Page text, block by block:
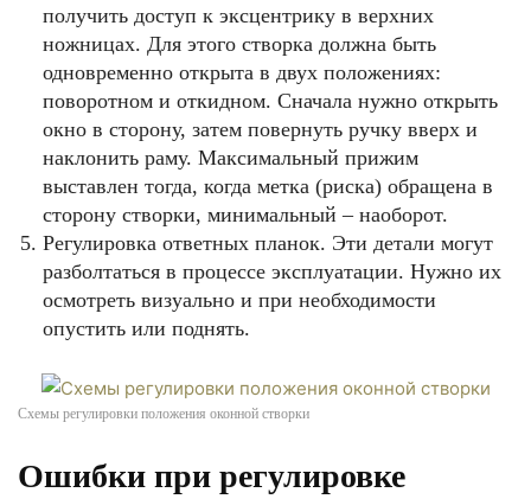
получить доступ к эксцентрику в верхних
ножницах. Для этого створка должна быть
одновременно открыта в двух положениях:
поворотном и откидном. Сначала нужно открыть
окно в сторону, затем повернуть ручку вверх и
наклонить раму. Максимальный прижим
выставлен тогда, когда метка (риска) обращена в
сторону створки, минимальный – наоборот.
Регулировка ответных планок. Эти детали могут
разболтаться в процессе эксплуатации. Нужно их
осмотреть визуально и при необходимости
опустить или поднять.
Схемы регулировки положения оконной створки
Ошибки при регулировке